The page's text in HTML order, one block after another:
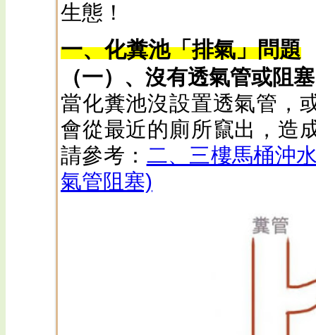
生態！
一、化糞池「排氣」問題
（一）、沒有透氣管或阻塞
當化糞池沒設置透氣管，
會從最近的廁所竄出，造
請參考： 二、三樓馬桶沖
氣管阻塞)